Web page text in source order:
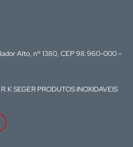
Alto, nº 1380, CEP 98.960-000 –
SEGER PRODUTOS INOXIDAVEIS